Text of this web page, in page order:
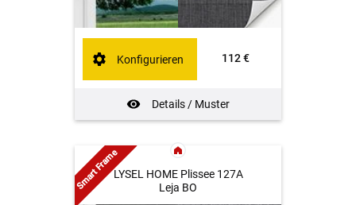
112 €
Details / Muster
Konfigurieren
LYSEL HOME Plissee 127A
Leja BO
Smart Frame